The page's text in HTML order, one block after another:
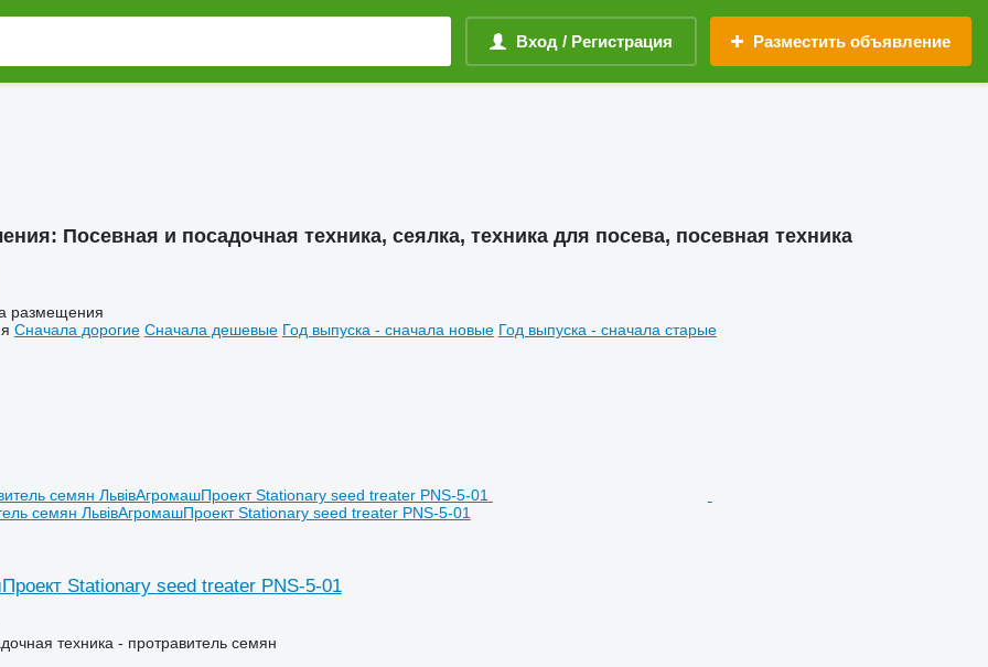
Вход / Регистрация Разместить объявление
Посевная и посадочная техника, сеялка, техника для посева, посевная техника
размещения
Сначала дорогие Сначала дешевые Год выпуска - сначала новые Год выпуска - сначала старые
семян ЛьвівАгромашПроект Stationary seed treater PNS-5-01
Stationary seed treater PNS-5-01
техника - протравитель семян